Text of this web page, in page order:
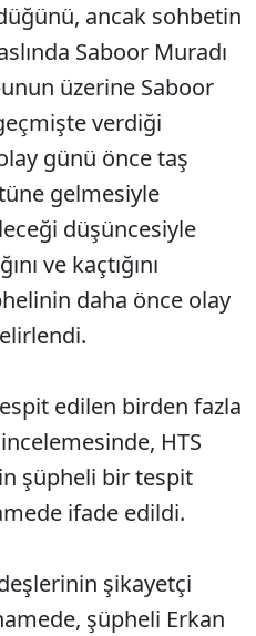
ancak sohbetin
Saboor Muradı
üzerine Saboor
verdiği
olay günü önce taş
gelmesiyle
düşüncesiyle
ve kaçtığını
daha önce olay
edilen birden fazla
HTS
şüpheli bir tespit
ifade edildi.
şikayetçi
şüpheli Erkan